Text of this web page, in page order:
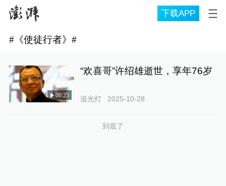
下载APP
#《使徒行者》 #
00:25
“欢喜哥”许绍雄逝世，享年76岁
追光灯 2025-10-28
到底了